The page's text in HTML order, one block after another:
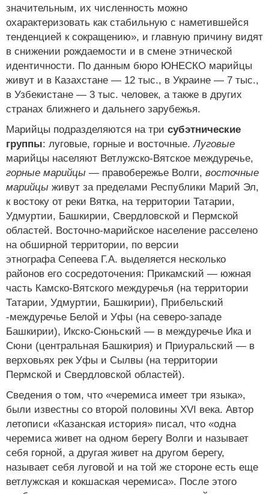
значительным, их численность можно
охарактеризовать как стабильную с наметившейся
тенденцией к сокращению», и главную причину видят
в снижении рождаемости и в смене этнической
идентичности. По данным бюро ЮНЕСКО марийцы
живут и в Казахстане — 12 тыс., в Украине — 7 тыс.,
в Узбекистане — 3 тыс. человек, а также в других
странах ближнего и дальнего зарубежья.
Марийцы подразделяются на три субэтнические
группы: луговые, горные и восточные.Луговые
марийцы населяют Ветлужско-Вятское междуречье,
горные марийцы — правобережье Волги, восточные
марийцы живут за пределами Республики Марий Эл,
к востоку от реки Вятка, на территории Татарии,
Удмуртии, Башкирии, Свердловской и Пермской
областей. Восточно-марийское население расселено
на обширной территории, по версии
этнографа Сепеева Г.А. выделяется несколько
районов его сосредоточения: Прикамский — южная
часть Камско-Вятского междуречья (на территории
Татарии, Удмуртии, Башкирии), Прибельский
-междуречье Белой и Уфы (на северо-западе
Башкирии), Икско-Сюньский — в междуречье Ика и
Сюни (центральная Башкирия) и Приуральский — в
верховьях рек Уфы и Сылвы (на территории
Пермской и Свердловской областей).
Сведения о том, что «черемиса имеет три языка»,
были известны со второй половины XVI века. Автор
летописи «Казанская история» писал, что «одна
черемиса живет на одном берегу Волги и называет
себя горной, а другая живет на другом берегу,
называет себя луговой и на той же стороне есть еще
ветлужская и кокшаская черемиса». После этого